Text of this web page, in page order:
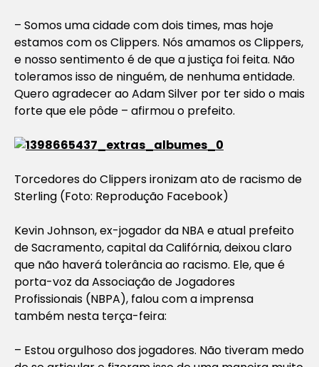
– Somos uma cidade com dois times, mas hoje
estamos com os Clippers. Nós amamos os Clippers,
e nosso sentimento é de que a justiça foi feita. Não
toleramos isso de ninguém, de nenhuma entidade.
Quero agradecer ao Adam Silver por ter sido o mais
forte que ele pôde – afirmou o prefeito.
Torcedores do Clippers ironizam ato de racismo de
Sterling (Foto: Reprodução Facebook)
Kevin Johnson, ex-jogador da NBA e atual prefeito
de Sacramento, capital da Califórnia, deixou claro
que não haverá tolerância ao racismo. Ele, que é
porta-voz da Associação de Jogadores
Profissionais (NBPA), falou com a imprensa
também nesta terça-feira:
– Estou orgulhoso dos jogadores. Não tiveram medo